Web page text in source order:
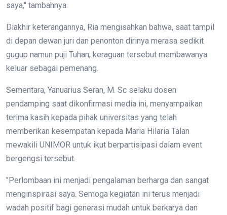
saya," tambahnya.
Diakhir keterangannya, Ria mengisahkan bahwa, saat tampil
di depan dewan juri dan penonton dirinya merasa sedikit
gugup namun puji Tuhan, keraguan tersebut membawanya
keluar sebagai pemenang.
Sementara, Yanuarius Seran, M. Sc selaku dosen
pendamping saat dikonfirmasi media ini, menyampaikan
terima kasih kepada pihak universitas yang telah
memberikan kesempatan kepada Maria Hilaria Talan
mewakili UNIMOR untuk ikut berpartisipasi dalam event
bergengsi tersebut.
"Perlombaan ini menjadi pengalaman berharga dan sangat
menginspirasi saya. Semoga kegiatan ini terus menjadi
wadah positif bagi generasi mudah untuk berkarya dan